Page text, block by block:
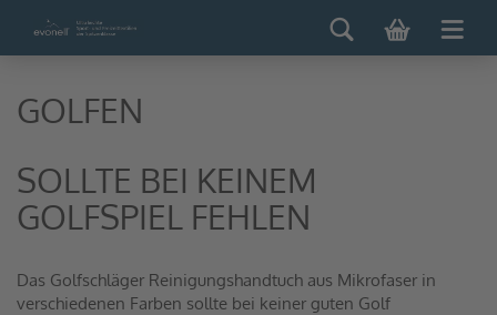
GOLFEN
SOLLTE BEI KEINEM
GOLFSPIEL FEHLEN
Das Golfschläger Reinigungshandtuch aus Mikrofaser in
verschiedenen Farben sollte bei keiner guten Golf